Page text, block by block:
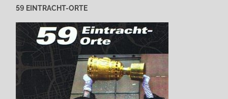
59 EINTRACHT-ORTE